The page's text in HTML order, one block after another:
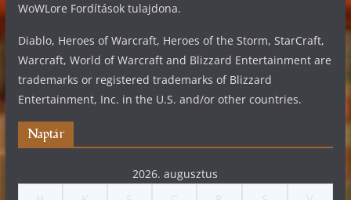
WoWLore Fordítások tulajdona.
Diablo, Heroes of Warcraft, Heroes of the Storm, StarCraft,
Warcraft, World of Warcraft and Blizzard Entertainment are
trademarks or registered trademarks of Blizzard
Entertainment, Inc. in the U.S. and/or other countries.
Naptár
2026. augusztus